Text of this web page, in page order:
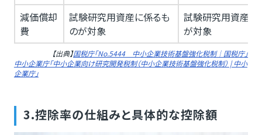
減価償却
費
試験研究用資産に係るも
のが対象
試験研究用資産に
が対象
【出典】国税庁「No.5444 中小企業技術基盤強化税制｜国税庁」
中小企業庁「中小企業向け研究開発税制（中小企業技術基盤強化税制） | 中小
企業庁」
3.控除率の仕組みと具体的な控除額